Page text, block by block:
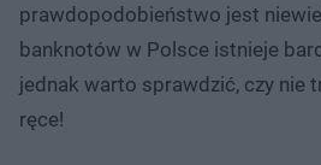
prawdopodobieństwo jest
banknotów w Polsce istnieje
jednak warto sprawdzić, czy nie
ręce!